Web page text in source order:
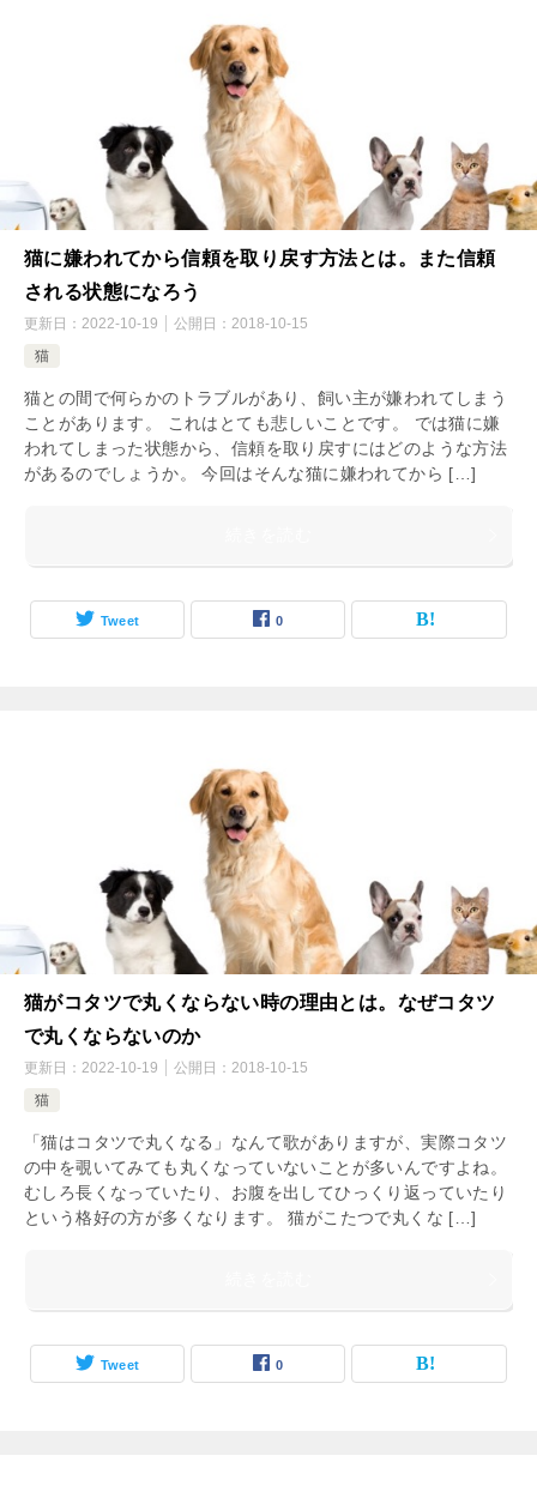
猫に嫌われてから信頼を取り戻す方法とは。また信頼
される状態になろう
更新日： 2022-10-19 公開日： 2018-10-15
猫
猫との間で何らかのトラブルがあり、飼い主が嫌われてしまう
ことがあります。 これはとても悲しいことです。 では猫に嫌
われてしまった状態から、信頼を取り戻すにはどのような方法
があるのでしょうか。 今回はそんな猫に嫌われてから […]
Tweet 0
猫がコタツで丸くならない時の理由とは。なぜコタツ
で丸くならないのか
更新日： 2022-10-19 公開日： 2018-10-15
猫
「猫はコタツで丸くなる」なんて歌がありますが、実際コタツ
の中を覗いてみても丸くなっていないことが多いんですよね。
むしろ長くなっていたり、お腹を出してひっくり返っていたり
という格好の方が多くなります。 猫がこたつで丸くな […]
Tweet 0